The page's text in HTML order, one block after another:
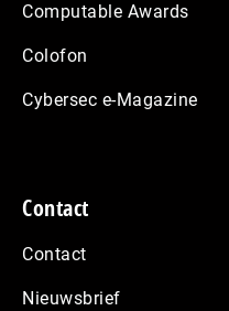
Computable Awards
Colofon
Cybersec e-Magazine
Contact
Contact
Nieuwsbrief